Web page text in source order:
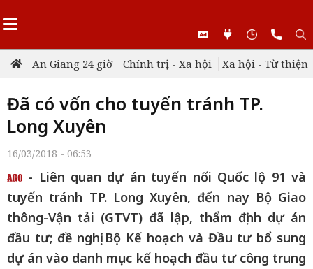
An Giang 24 giờ Chính trị - Xã hội Xã hội - Từ thiện
Đã có vốn cho tuyến tránh TP.
Long Xuyên
16/03/2018 - 06:53
- Liên quan dự án tuyến nối Quốc lộ 91 và
tuyến tránh TP. Long Xuyên, đến nay Bộ Giao
thông-Vận tải (GTVT) đã lập, thẩm định dự án
đầu tư; đề nghị Bộ Kế hoạch và Đầu tư bổ sung
dự án vào danh mục kế hoạch đầu tư công trung